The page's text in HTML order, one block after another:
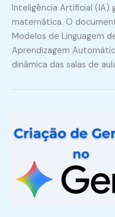
Inteligência Artificial (IA)
matemática. O
Modelos de Linguagem
Aprendizagem
dinâmica das salas de